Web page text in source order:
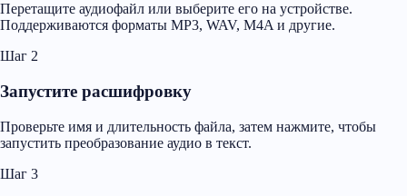
Перетащите аудиофайл или выберите его на устройстве.
Поддерживаются форматы MP3, WAV, M4A и другие.
Шаг 2
Запустите расшифровку
Проверьте имя и длительность файла, затем нажмите, чтобы
запустить преобразование аудио в текст.
Шаг 3